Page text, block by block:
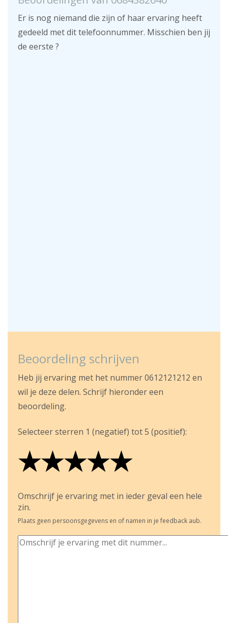
Er is nog niemand die zijn of haar ervaring heeft
gedeeld met dit telefoonnummer. Misschien ben jij
de eerste ?
Beoordeling schrijven
Heb jij ervaring met het nummer 0612121212 en
wil je deze delen. Schrijf hieronder een
beoordeling.
Selecteer sterren 1 (negatief) tot 5 (positief):
★
★★
★★★
★★★★
★★★★★
Omschrijf je ervaring met in ieder geval een hele
zin.
Plaats geen persoonsgegevens en of namen in je feedback aub.